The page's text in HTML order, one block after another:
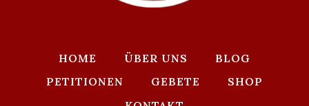
HOME ÜBER UNS
BLOG
PETITIONEN
GEBETE
SHOP